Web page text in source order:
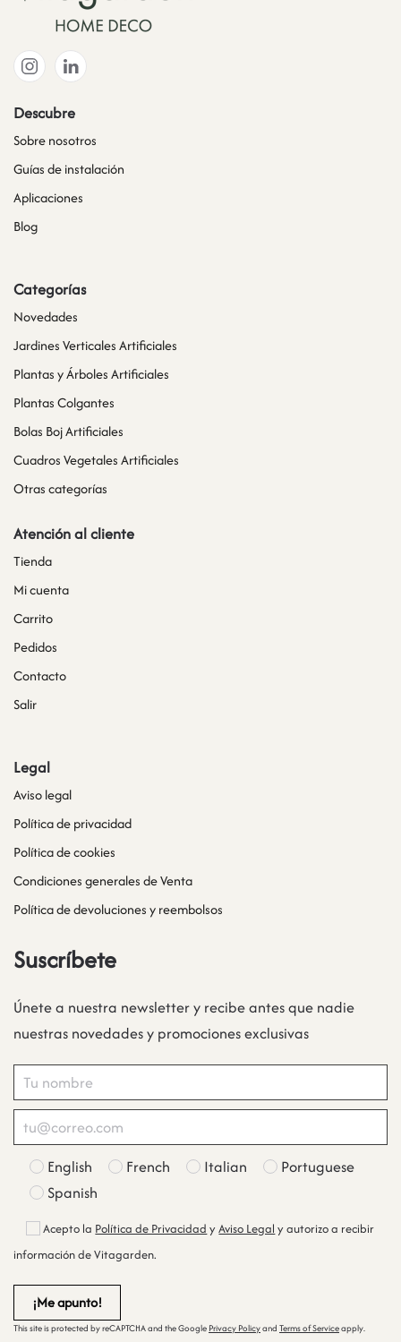
Descubre
Sobre nosotros
Guías de instalación
Aplicaciones
Blog
Categorías
Novedades
Jardines Verticales Artificiales
Plantas y Árboles Artificiales
Plantas Colgantes
Bolas Boj Artificiales
Cuadros Vegetales Artificiales
Otras categorías
Atención al cliente
Tienda
Mi cuenta
Carrito
Pedidos
Contacto
Salir
Legal
Aviso legal
Política de privacidad
Política de cookies
Condiciones generales de Venta
Política de devoluciones y reembolsos
Suscríbete
Únete a nuestra newsletter y recibe antes que nadie
nuestras novedades y promociones exclusivas
English French Italian
Portuguese
Spanish
Acepto la Política de Privacidad yAviso Legal y autorizo a recibir
información de Vitagarden.
This site is protected by reCAPTCHA and the Google Privacy Policyand Terms of Serviceapply.